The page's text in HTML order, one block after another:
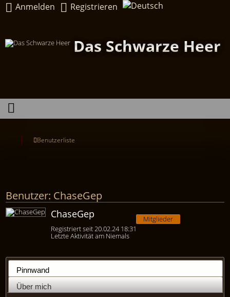
Anmelden Registrieren
Das Schwarze Heer
Benutzerliste
Benutzer: ChaseGep
ChaseGep
Mitglieder
Registriert seit 20.02.24 18:31
Letzte Aktivität am Niemals
Pinnwand
Über mich